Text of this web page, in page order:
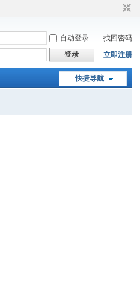
自动登录
找回密码
登录 立即注册
快捷导航